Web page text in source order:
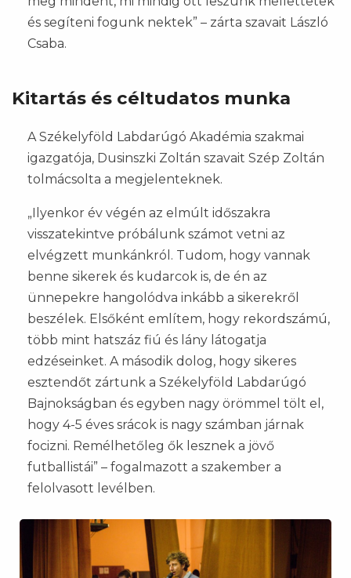
és segíteni fogunk nektek” – zárta szavait László
Csaba.
Kitartás és céltudatos munka
A Székelyföld Labdarúgó Akadémia szakmai
igazgatója, Dusinszki Zoltán szavait Szép Zoltán
tolmácsolta a megjelenteknek.
„Ilyenkor év végén az elmúlt időszakra
visszatekintve próbálunk számot vetni az
elvégzett munkánkról. Tudom, hogy vannak
benne sikerek és kudarcok is, de én az
ünnepekre hangolódva inkább a sikerekről
beszélek. Elsőként említem, hogy rekordszámú,
több mint hatszáz fiú és lány látogatja
edzéseinket. A második dolog, hogy sikeres
esztendőt zártunk a Székelyföld Labdarúgó
Bajnokságban és egyben nagy örömmel tölt el,
hogy 4-5 éves srácok is nagy számban járnak
focizni. Remélhetőleg ők lesznek a jövő
futballistái” – fogalmazott a szakember a
felolvasott levélben.